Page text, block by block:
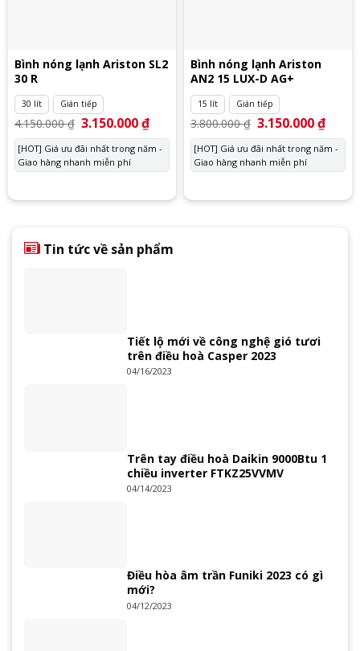
Bình nóng lạnh Ariston SL2
30 R
30 lít Gián tiếp
4.150.000₫ Giá
gốc
là:
4.150.000 ₫.
3.150.000₫Giá
tại
là:
3.150.000 ₫.
[HOT] Giá ưu đãi nhất trong năm -
Giao hàng nhanh miễn phí
Bình nóng lạnh Ariston
AN2 15 LUX-D AG+
15 lít Gián tiếp
3.800.000₫ Giá
gốc
là:
3.800.000 ₫.
3.150.000₫Giá
tại
là:
[HOT] Giá ưu đãi nhất trong năm -
Giao hàng nhanh miễn phí
Tin tức về sản phẩm
Tiết lộ mới về công nghệ gió tươi
trên điều hoà Casper 2023
04/16/2023
Trên tay điều hoà Daikin 9000Btu 1
chiều inverter FTKZ25VVMV
04/14/2023
Điều hòa âm trần Funiki 2023 có gì
mới?
04/12/2023